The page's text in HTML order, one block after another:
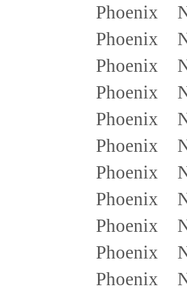
Phoenix
Phoenix
Phoenix
Phoenix
Phoenix
Phoenix
Phoenix
Phoenix
Phoenix
Phoenix
Phoenix